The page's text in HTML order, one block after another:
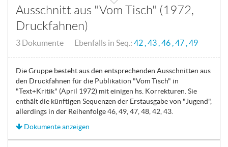
Ausschnitt aus "Vom Tisch" (1972,
Druckfahnen)
3 Dokumente Ebenfalls in Seq.: 42 43 46 47 49
Die Gruppe besteht aus den entsprechenden Ausschnitten aus
den Druckfahnen für die Publikation "Vom Tisch" in
"Text+Kritik" (April 1972) mit einigen hs. Korrekturen. Sie
enthält die künftigen Sequenzen der Erstausgabe von "Jugend",
allerdings in der Reihenfolge 46, 49, 47, 48, 42, 43.
Dokumente anzeigen